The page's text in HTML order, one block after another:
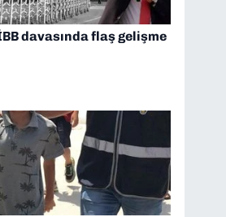
davasında flaş gelişme